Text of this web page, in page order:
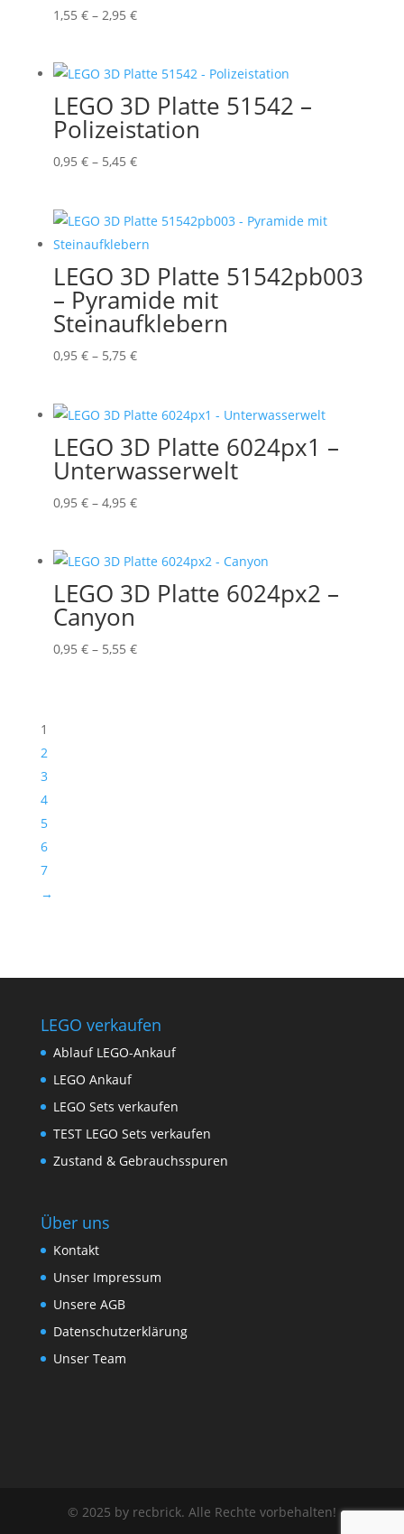
1,55 € – 2,95 €Preisspanne:
2,95 €
LEGO 3D Platte 51542 –
Polizeistation
0,95 € – 5,45 €Preisspanne:
5,45 €
LEGO 3D Platte 51542pb003
– Pyramide mit
Steinaufklebern
0,95 € – 5,75 €Preisspanne:
5,75 €
LEGO 3D Platte 6024px1 –
Unterwasserwelt
0,95 € – 4,95 €Preisspanne:
4,95 €
LEGO 3D Platte 6024px2 –
Canyon
0,95 € – 5,55 €Preisspanne:
1
2
3
4
5
6
7
→
LEGO verkaufen
Ablauf LEGO-Ankauf
LEGO Ankauf
LEGO Sets verkaufen
TEST LEGO Sets verkaufen
Zustand & Gebrauchsspuren
Über uns
Kontakt
Unser Impressum
Unsere AGB
Datenschutzerklärung
Unser Team
© 2025 by recbrick. Alle Rechte vorbehalten!